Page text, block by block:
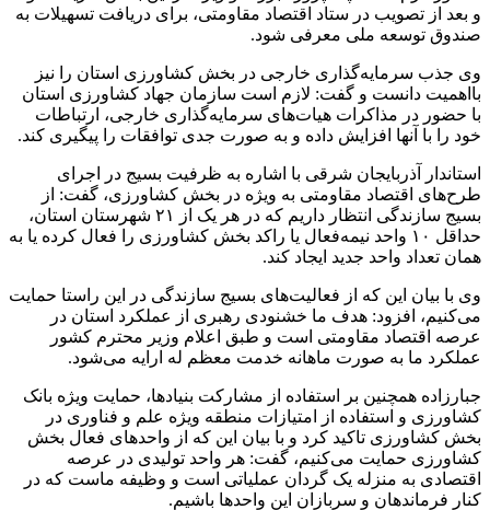
و بعد از تصویب در ستاد اقتصاد مقاومتی، برای دریافت تسهیلات به
صندوق توسعه ملی معرفی شود.
وی جذب سرمایه‌گذاری خارجی در بخش کشاورزی استان را نیز
بااهمیت دانست و گفت: لازم است سازمان جهاد کشاورزی استان
با حضور در مذاکرات هیات‌های سرمایه‌گذاری خارجی، ارتباطات
خود را با آنها افزایش داده و به صورت جدی توافقات را پیگیری کند.
استاندار آذربایجان شرقی با اشاره به ظرفیت بسیج در اجرای
طرح‌های اقتصاد مقاومتی به ویژه در بخش کشاورزی، گفت: از
بسیج سازندگی انتظار داریم که در هر یک از ۲۱ شهرستان استان،
حداقل ۱۰ واحد نیمه‌فعال یا راکد بخش کشاورزی را فعال کرده یا به
همان تعداد واحد جدید ایجاد کند.
وی با بیان این که از فعالیت‌های بسیج سازندگی در این راستا حمایت
می‌کنیم، افزود: هدف ما خشنودی رهبری از عملکرد استان در
عرصه اقتصاد مقاومتی است و طبق اعلام وزیر محترم کشور
عملکرد ما به صورت ماهانه خدمت معظم له ارایه می‌شود.
جبارزاده همچنین بر استفاده از مشارکت بنیادها، حمایت ویژه بانک
کشاورزی و استفاده از امتیازات منطقه ویژه علم و فناوری در
بخش کشاورزی تاکید کرد و با بیان این که از واحدهای فعال بخش
کشاورزی حمایت می‌کنیم، گفت: هر واحد تولیدی در عرصه
اقتصادی به منزله یک گردان عملیاتی است و وظیفه ماست که در
کنار فرماندهان و سربازان این واحدها باشیم.